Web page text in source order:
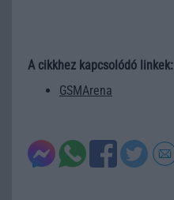
A cikkhez kapcsolódó linkek:
GSMArena